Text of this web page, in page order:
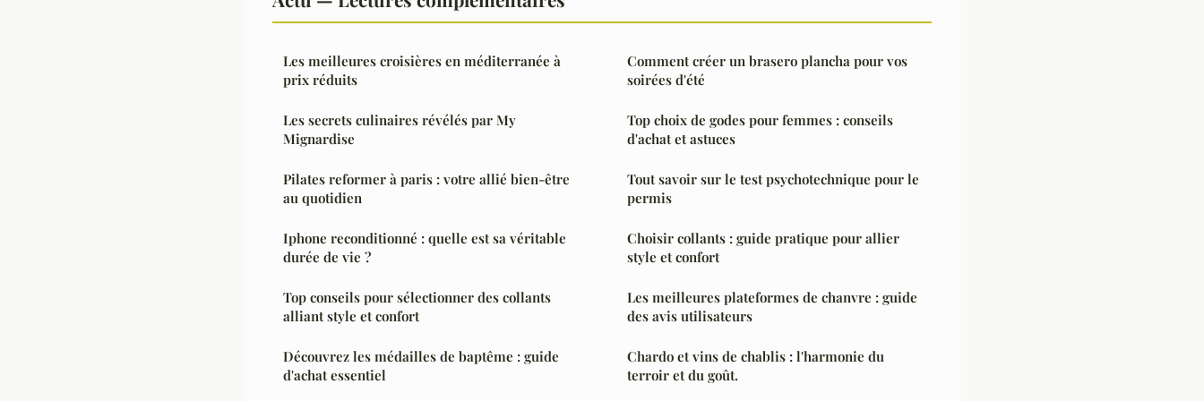
Les meilleures croisières en méditerranée à
prix réduits
Les secrets culinaires révélés par My
Mignardise
Pilates reformer à paris : votre allié bien-être
au quotidien
Iphone reconditionné : quelle est sa véritable
durée de vie ?
Top conseils pour sélectionner des collants
alliant style et confort
Découvrez les médailles de baptême : guide
d'achat essentiel
Comment créer un brasero plancha pour vos
soirées d'été
Top choix de godes pour femmes : conseils
d'achat et astuces
Tout savoir sur le test psychotechnique pour le
permis
Choisir collants : guide pratique pour allier
style et confort
Les meilleures plateformes de chanvre : guide
des avis utilisateurs
Chardo et vins de chablis : l'harmonie du
terroir et du goût.